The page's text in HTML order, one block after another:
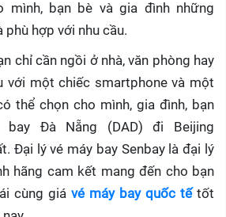
mình, bạn bè và gia đình những
phù hợp với nhu cầu.
chỉ cần ngồi ở nhà, văn phòng hay
với một chiếc smartphone và một
thể chọn cho mình, gia đình, bạn
bay Đà Nẵng (DAD) đi Beijing
Đại lý vé máy bay Senbay là đại lý
hãng cam kết mang đến cho bạn
cùng giá vé máy bay quốc tế tốt